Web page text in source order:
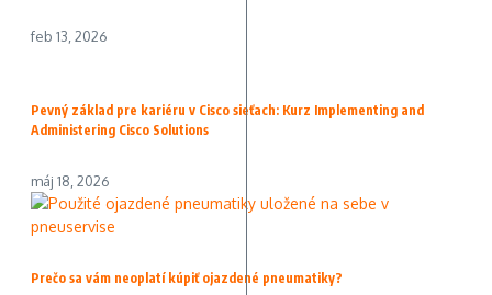
feb 13, 2026
Pevný základ pre kariéru v Cisco sieťach: Kurz Implementing and
Administering Cisco Solutions
máj 18, 2026
Prečo sa vám neoplatí kúpiť ojazdené pneumatiky?